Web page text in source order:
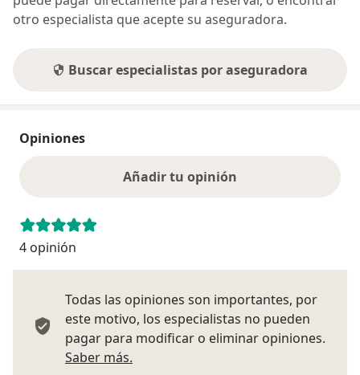
otro especialista que acepte su aseguradora.
Buscar especialistas por aseguradora
Opiniones
Añadir tu opinión
4 opinión
Todas las opiniones son importantes, por
este motivo, los especialistas no pueden
pagar para modificar o eliminar opiniones.
Saber más.